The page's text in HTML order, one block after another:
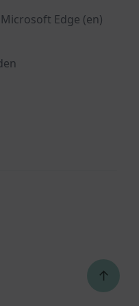
Microsoft Edge (en)
↑